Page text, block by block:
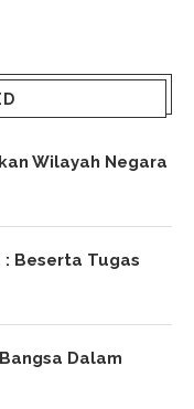
Wilayah Negara
: Beserta Tugas
Dalam